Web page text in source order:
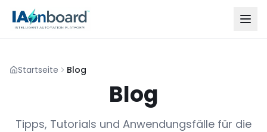
Startseite Blog
Blog
Tipps, Tutorials und Anwendungsfälle für die